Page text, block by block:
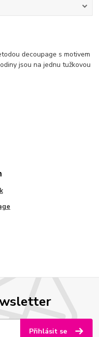
decoupage s motivem
jsou na jednu tužkovou
Přihlásit se